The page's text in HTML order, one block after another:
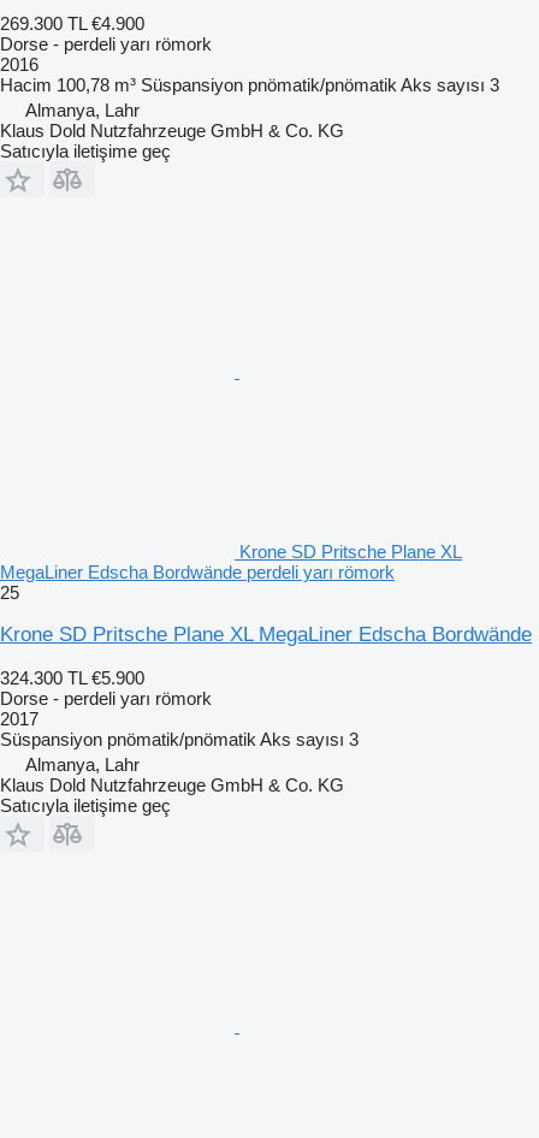
269.300 TL €4.900
Dorse - perdeli yarı römork
2016
Hacim 100,78 m³ Süspansiyon pnömatik/pnömatik Aks sayısı 3
Almanya, Lahr
Klaus Dold Nutzfahrzeuge GmbH & Co. KG
Satıcıyla iletişime geç
Krone SD Pritsche Plane XL
MegaLiner Edscha Bordwände perdeli yarı römork
25
Krone SD Pritsche Plane XL MegaLiner Edscha Bordwände
324.300 TL €5.900
Dorse - perdeli yarı römork
2017
Süspansiyon pnömatik/pnömatik Aks sayısı 3
Almanya, Lahr
Klaus Dold Nutzfahrzeuge GmbH & Co. KG
Satıcıyla iletişime geç